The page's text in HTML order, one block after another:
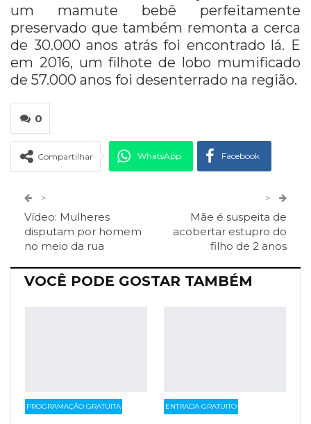
um mamute bebê perfeitamente
preservado quetambém remonta a cerca
de 30.000 anos atrás foi encontrado lá. E
em 2016, um filhote de lobo mumificado
de 57.000 anos foi desenterrado na região.
0
Compartilhar WhatsApp Facebook
>
Vídeo: Mulheres
disputam por homem
no meio da rua
>
Mãe é suspeita de
acobertar estupro do
filho de 2 anos
VOCÊ PODE GOSTAR TAMBÉM
PROGRAMAÇÃO GRATUITA ENTRADA GRATUITO